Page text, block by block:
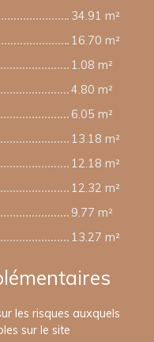
34.91 m²
16.70 m²
1.08 m²
4.80 m²
6.05 m²
13.18 m²
12.18 m²
12.32 m²
9.77 m²
13.27 m²
les risques auxquels
sur le site